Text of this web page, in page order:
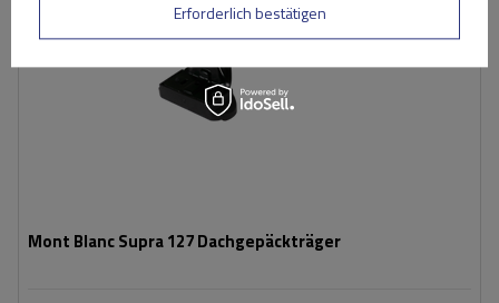
Mont Blanc Supra 127 Dachgepäckträger
Erforderlich bestätigen